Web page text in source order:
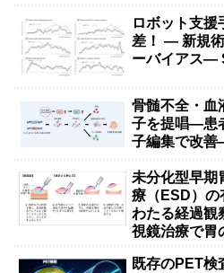
ロボット支援
差！ — 新規
ーバイアス—
骨髄不全・血
子を提唱―患
子編集で改
未分化型早期
療（ESD）の
わたる経過観
視鏡治療で胃
既存のPET検